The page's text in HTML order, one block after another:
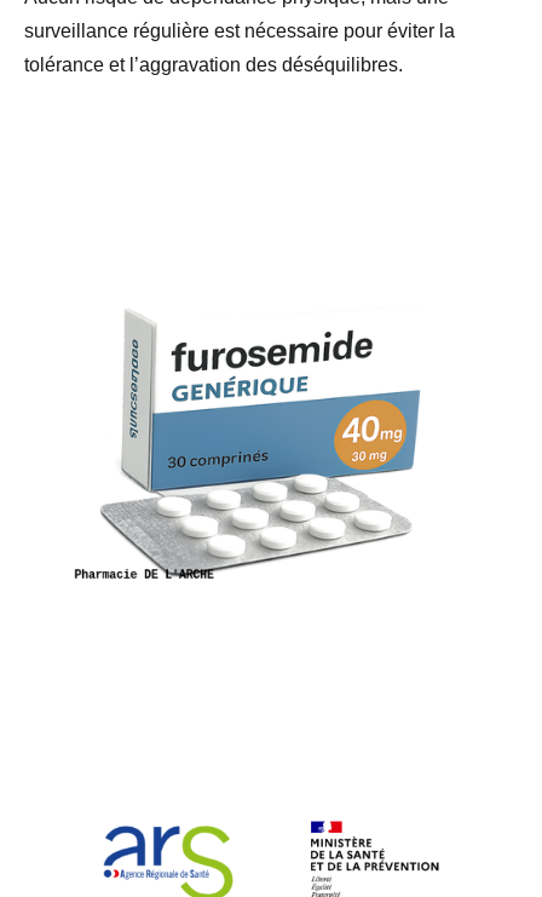
surveillance régulière est nécessaire pour éviter la
tolérance et l’aggravation des déséquilibres.